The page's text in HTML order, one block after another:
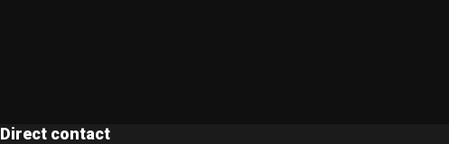
Direct contact